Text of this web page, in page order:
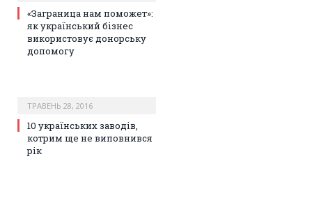
«Заграница нам поможет»:
як український бізнес
використовує донорську
допомогу
ТРАВЕНЬ 28, 2016
10 українських заводів,
котрим ще не виповнився
рік